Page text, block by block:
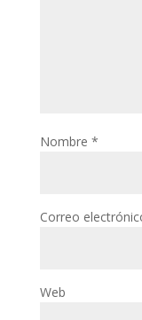
Nombre *
Correo
Web